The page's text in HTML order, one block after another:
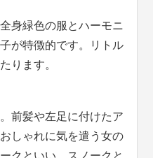
身緑色の服とハーモニ
が特徴的です。リトル
ります。
前髪や左足に付けたア
しゃれに気を遣う女の
クといい、スノークと